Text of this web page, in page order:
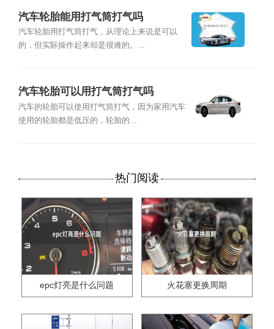
汽车轮胎能用打气筒打气吗
汽车轮胎用打气筒打气，从理论上来说是可以
的，但实际操作起来却是很难的。...
汽车轮胎可以用打气筒打气吗
汽车的轮胎可以使用打气筒打气，因为家用汽车
使用的轮胎都是低压的，轮胎的...
热门阅读
epc灯亮是什么问题 火花塞更换周期